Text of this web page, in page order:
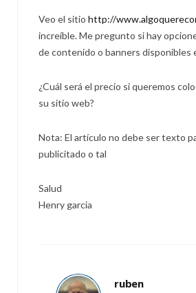
Veo el sitio http://
increíble. Me pregunto si hay
de contenido o banners disponibles
¿Cuál será el precio si queremos
su sitio web?
Nota: El artículo no debe ser texto
publicitado o tal
Salud
Henry garcia
ruben